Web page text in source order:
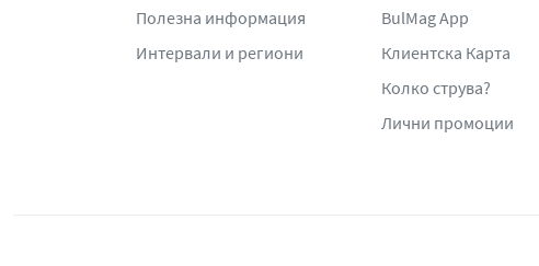
Полезна информация
Интервали и региони
BulMag App
Клиентска Карта
Колко струва?
Лични промоции